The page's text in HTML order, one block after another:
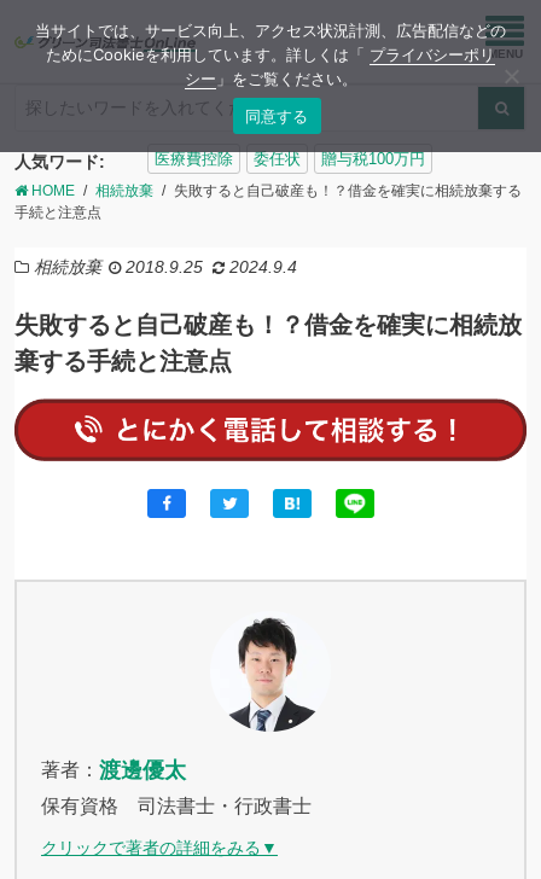
検
索:
人気ワード: 医療費控除 委任状 贈与税100万円
HOME 相続放棄
失敗すると自己破産も！？借金を確実に相続放棄する
手続と注意点
相続放棄 2018.9.25 2024.9.4
失敗すると自己破産も！？借金を確実に相続放
棄する手続と注意点
著者： 渡邊優太
保有資格 司法書士・行政書士
クリックで著者の詳細をみる▼
当サイトでは、サービス向上、アクセス状況計測、広告配信などの
ためにCookieを利用しています。詳しくは「 プライバシーポリ
シー 」をご覧ください。
同意する